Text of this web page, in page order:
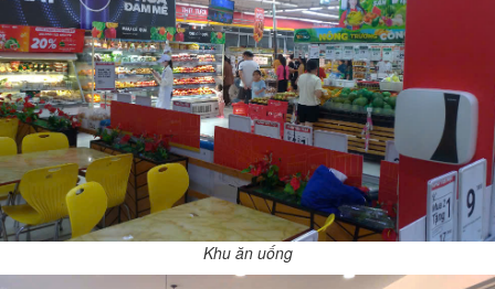
Khu ăn uống